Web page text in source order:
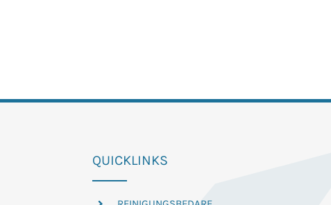
QUICKLINKS